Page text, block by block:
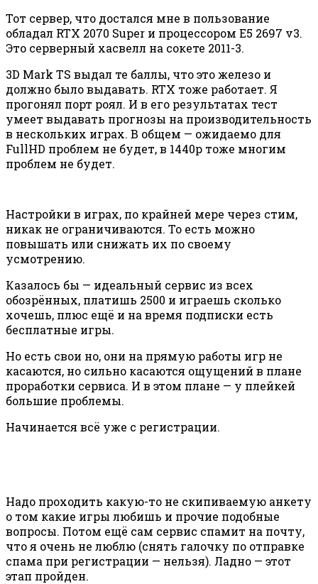
Тот сервер, что достался мне в пользование
обладал RTX 2070 Super и процессором E5 2697 v3.
Это серверный хасвелл на сокете 2011-3.
3D Mark TS выдал те баллы, что это железо и
должно было выдавать. RTX тоже работает. Я
прогонял порт роял. И в его результатах тест
умеет выдавать прогнозы на производительность
в нескольких играх. В общем — ожидаемо для
FullHD проблем не будет, в 1440р тоже многим
проблем не будет.
Настройки в играх, по крайней мере через стим,
никак не ограничиваются. То есть можно
повышать или снижать их по своему
усмотрению.
Казалось бы — идеальный сервис из всех
обозрённых, платишь 2500 и играешь сколько
хочешь, плюс ещё и на время подписки есть
бесплатные игры.
Но есть свои но, они на прямую работы игр не
касаются, но сильно касаются ощущений в плане
проработки сервиса. И в этом плане — у плейкей
большие проблемы.
Начинается всё уже с регистрации.
Надо проходить какую-то не скипиваемую анкету
о том какие игры любишь и прочие подобные
вопросы. Потом ещё сам сервис спамит на почту,
что я очень не люблю (снять галочку по отправке
спама при регистрации — нельзя). Ладно — этот
этап пройден.